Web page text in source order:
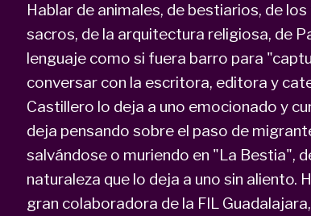
Hablar de animales, de bestiarios, de
sacros, de la arquitectura religiosa, de
lenguaje como si fuera barro para
conversar con la escritora, editora y
Castillero lo deja a uno emocionado y
deja pensando sobre el paso de
salvándose o muriendo en "La Bestia",
naturaleza que lo deja a uno sin aliento.
gran colaboradora de la FIL